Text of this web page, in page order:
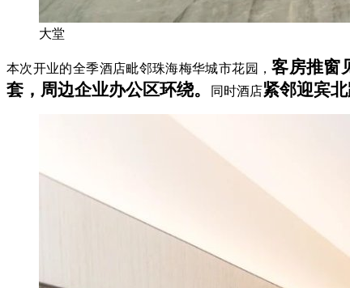
大堂
本次开业的全季酒店毗邻珠海梅华城市花园，客房推窗
套，周边企业办公区环绕。
同时酒店紧邻迎宾